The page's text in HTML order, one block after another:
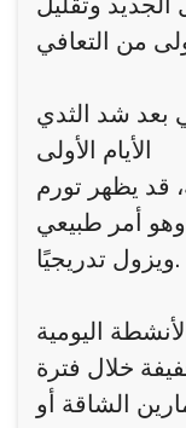
بعد شد الثدي
الأيام الأولى
قد يظهر تورم
وهو أمر طبيعي
ويزول تدريجيًا.
اليومية
خلال فترة
الشاقة أو